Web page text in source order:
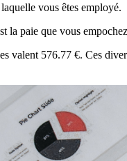
vous êtes employé.
la paie que vous
valent 576.77 €. Ces